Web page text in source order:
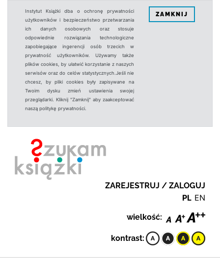
Instytut Książki dba o ochronę prywatności
użytkowników i bezpieczeństwo przetwarzania
ich danych osobowych oraz stosuje
odpowiednie rozwiązania technologiczne
zapobiegające ingerencji osób trzecich w
prywatność użytkowników. Używamy także
plików cookies, by ułatwić korzystanie z naszych
serwisów oraz do celów statystycznych.Jeśli nie
chcesz, by pliki cookies były zapisywane na
Twoim dysku zmień ustawienia swojej
przeglądarki. Kliknij "Zamknij" aby zaakceptować
naszą politykę prywatności.
ZAMKNIJ
ZAREJESTRUJ / ZALOGUJ
PL EN
wielkość:
kontrast: